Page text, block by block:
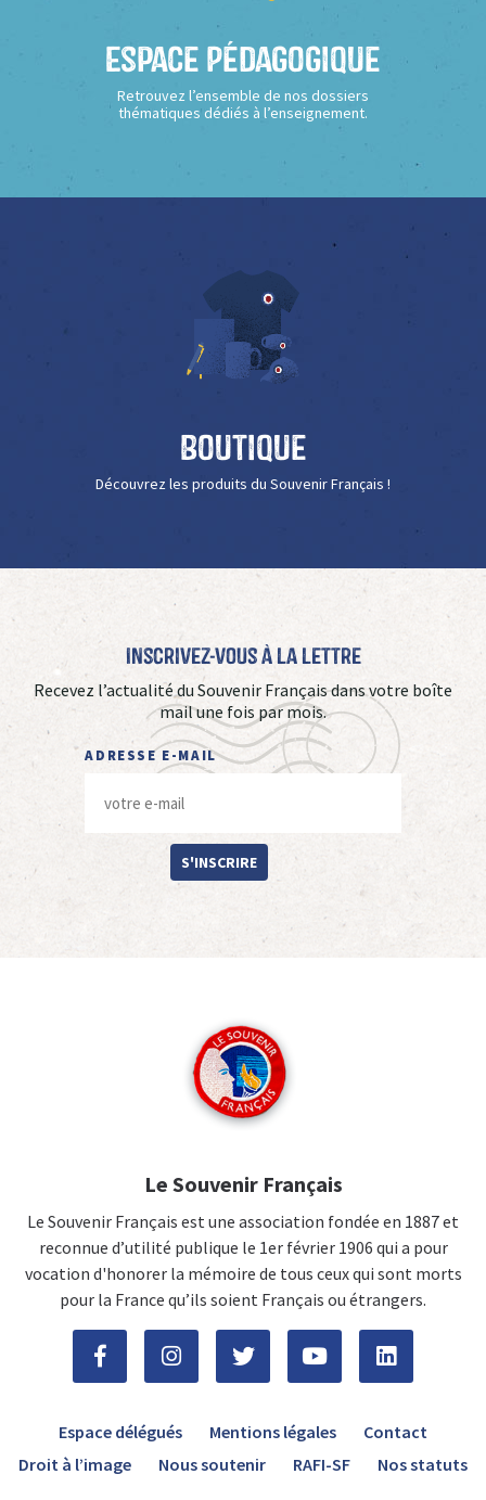
Espace Pédagogique
Retrouvez l’ensemble de nos dossiers
thématiques dédiés à l’enseignement.
Boutique
Découvrez les produits du Souvenir Français !
Inscrivez-vous à La Lettre
Recevez l’actualité du Souvenir Français dans votre boîte
mail une fois par mois.
ADRESSE E-MAIL
S'INSCRIRE
Le Souvenir Français
Le Souvenir Français est une association fondée en 1887 et
reconnue d’utilité publique le 1er février 1906 qui a pour
vocation d'honorer la mémoire de tous ceux qui sont morts
pour la France qu’ils soient Français ou étrangers.
Espace délégués Mentions légales
Contact
Droit à l’image
Nous soutenir RAFI-SF Nos statuts